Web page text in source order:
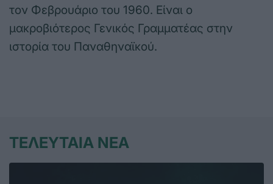
τον Φεβρουάριο του 1960. Είναι ο
μακροβιότερος Γενικός Γραμματέας στην
ιστορία του Παναθηναϊκού.
ΤΕΛΕΥΤΑΙΑ ΝΕΑ